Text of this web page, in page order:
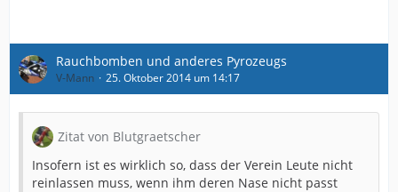
Rauchbomben und anderes Pyrozeugs
V-Mann 25. Oktober 2014 um 14:17
Zitat von Blutgraetscher
Insofern ist es wirklich so, dass der Verein Leute nicht
reinlassen muss, wenn ihm deren Nase nicht passt